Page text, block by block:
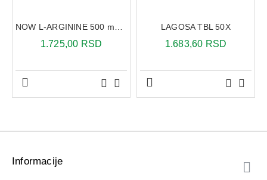
1.725,00 RSD
LAGOSA TBL 50X
1.683,60 RSD
Informacije